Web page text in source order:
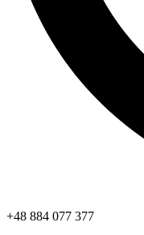
+48 884 077 377